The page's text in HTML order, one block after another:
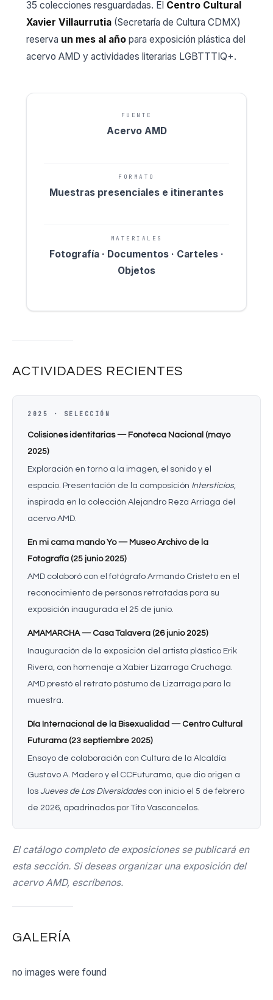
35 colecciones resguardadas. El Centro Cultural
Xavier Villaurrutia (Secretaría de Cultura CDMX)
reserva un mes al año para exposición plástica del
acervo AMD y actividades literarias LGBTTTIQ+.
FUENTE
Acervo AMD
FORMATO
Muestras presenciales e itinerantes
MATERIALES
Fotografía · Documentos · Carteles ·
Objetos
ACTIVIDADES RECIENTES
2025 · SELECCIÓN
Colisiones identitarias — Fonoteca Nacional (mayo
2025)
Exploración en torno a la imagen, el sonido y el
espacio. Presentación de la composición Intersticios,
inspirada en la colección Alejandro Reza Arriaga del
acervo AMD.
En mi cama mando Yo — Museo Archivo de la
Fotografía (25 junio 2025)
AMD colaboró con el fotógrafo Armando Cristeto en el
reconocimiento de personas retratadas para su
exposición inaugurada el 25 de junio.
AMAMARCHA — Casa Talavera (26 junio 2025)
Inauguración de la exposición del artista plástico Erik
Rivera, con homenaje a Xabier Lizarraga Cruchaga.
AMD prestó el retrato póstumo de Lizarraga para la
muestra.
Día Internacional de la Bisexualidad — Centro Cultural
Futurama (23 septiembre 2025)
Ensayo de colaboración con Cultura de la Alcaldía
Gustavo A. Madero y el CCFuturama, que dio origen a
los Jueves de Las Diversidadescon inicio el 5 de febrero
de 2026, apadrinados por Tito Vasconcelos.
El catálogo completo de exposiciones se publicará en
esta sección. Si deseas organizar una exposición del
acervo AMD, escríbenos.
GALERÍA
no images were found